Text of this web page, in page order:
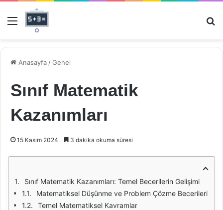
Menü
Anasayfa /Genel
Sınıf Matematik
Kazanımları
15 Kasım 2024 3 dakika okuma süresi
Sınıf Matematik Kazanımları: Temel Becerilerin Gelişimi
Matematiksel Düşünme ve Problem Çözme Becerileri
Temel Matematiksel Kavramlar